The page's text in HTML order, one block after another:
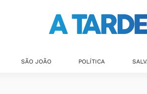
SÃO JOÃO POLÍTICA